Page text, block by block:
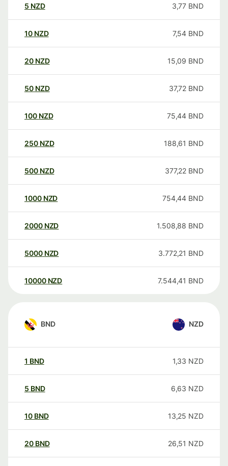
5 NZD 3,77 BND
10 NZD 7,54 BND
20 NZD 15,09 BND
50 NZD 37,72 BND
100 NZD 75,44 BND
250 NZD 188,61 BND
500 NZD 377,22 BND
1000 NZD 754,44 BND
2000 NZD 1.508,88 BND
5000 NZD 3.772,21 BND
10000 NZD 7.544,41 BND
BND NZD
1 BND 1,33 NZD
5 BND 6,63 NZD
10 BND 13,25 NZD
20 BND 26,51 NZD